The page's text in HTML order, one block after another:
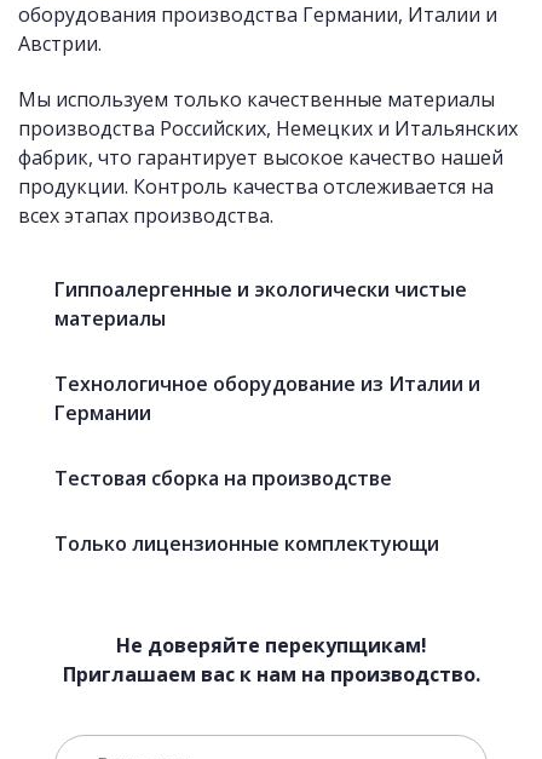
оборудования производства Германии, Италии и
Австрии.
Мы используем только качественные материалы
производства Российских, Немецких и Итальянских
фабрик, что гарантирует высокое качество нашей
продукции. Контроль качества отслеживается на
всех этапах производства.
Гиппоалергенные и экологически чистые
материалы
Технологичное оборудование из Италии и
Германии
Тестовая сборка на производстве
Только лицензионные комплектующи
Не доверяйте перекупщикам!
Приглашаем вас к нам на производство.